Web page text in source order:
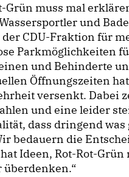
Grün muss mal
und
der CDU-Fraktion für
Parkmöglichkeiten
und Behinderte
Öffnungszeiten
versenkt. Dabei
und eine leider
dass dringend was
bedauern die
Ideen, Rot-Rot-Grün